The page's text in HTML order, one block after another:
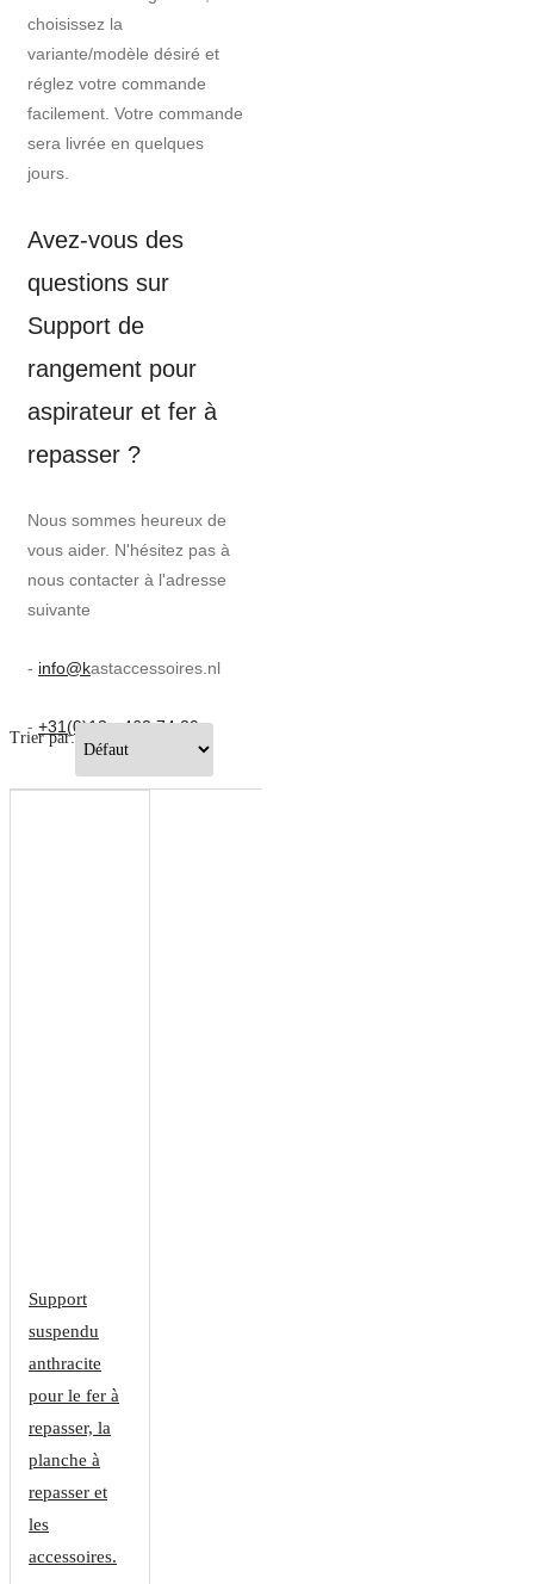
choisissez la
variante/modèle désiré et
réglez votre commande
facilement. Votre commande
sera livrée en quelques
jours.
Avez-vous des
questions sur
Support de
rangement pour
aspirateur et fer à
repasser ?
Nous sommes heureux de
vous aider. N'hésitez pas à
nous contacter à l'adresse
suivante
- info@kastaccessoires.nl
- +31(0)13 - 462 74 29
Trier par:
Support
suspendu
anthracite
pour le fer à
repasser, la
planche à
repasser et
les
accessoires.